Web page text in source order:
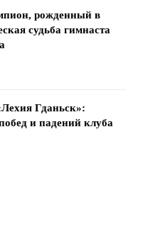
рожденный в
судьба гимнаста
Гданьск»:
и падений клуба